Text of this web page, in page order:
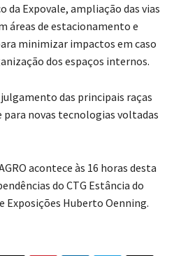
da Expovale, ampliação das vias
áreas de estacionamento e
minimizar impactos em caso
dos espaços internos.
das principais raças
para novas tecnologias voltadas
acontece às 16 horas desta
do CTG Estância do
Exposições Huberto Oenning.